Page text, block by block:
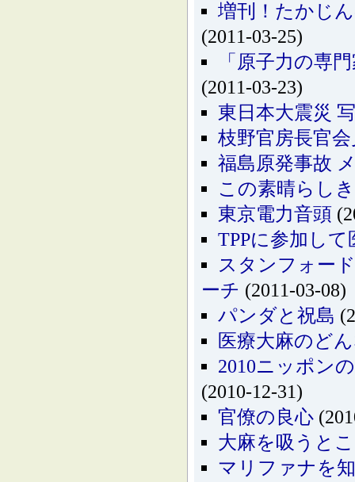
増刊！たかじ
(2011-03-25)
「原子力の専
(2011-03-23)
東日本大震災
枝野官房長官
福島原発事故
この素晴らし
東京電力音頭
TPPに参加し
スタンフォー
ーチ (2011-03-08)
パンダと祝島
医療大麻のど
2010ニッポン
(2010-12-31)
官僚の良心
大麻を吸うと
マリファナを